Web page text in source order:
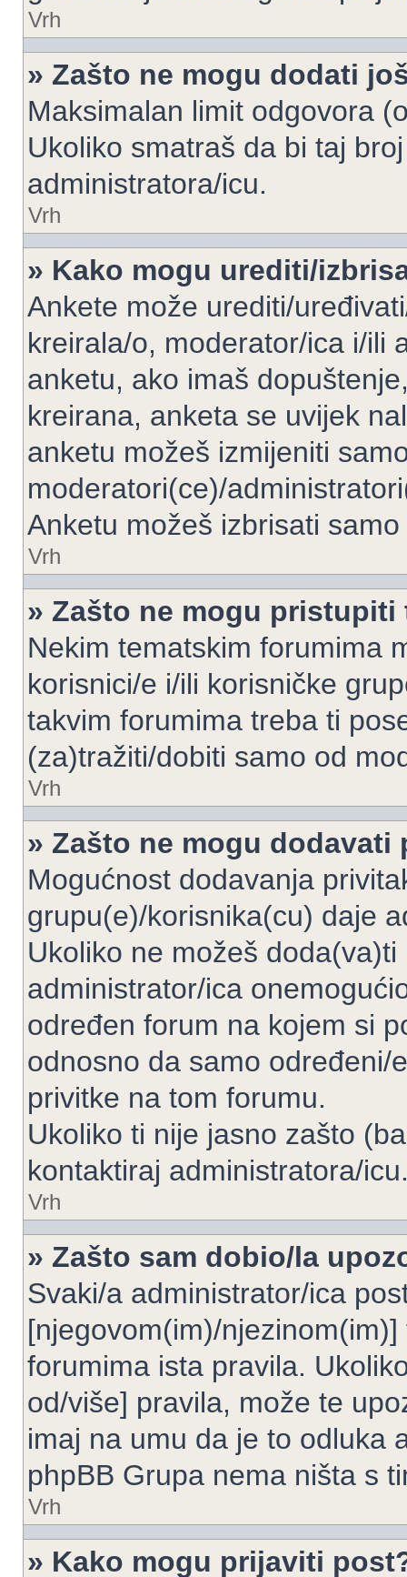
Vrh
» Zašto ne mogu dodati
Maksimalan limit odgovora
Ukoliko smatraš da bi taj
administratora/icu.
Vrh
» Kako mogu urediti/
Ankete može urediti/
kreirala/o, moderator/ica i/ili
anketu, ako imaš
kreirana, anketa se uvijek
anketu možeš izmijeniti
moderatori(ce)/
Anketu možeš izbrisati
Vrh
» Zašto ne mogu
Nekim tematskim forumima
korisnici/e i/ili korisničke
takvim forumima treba ti
(za)tražiti/dobiti samo od
Vrh
» Zašto ne mogu dodavati
Mogućnost dodavanja
grupu(e)/korisnika(cu) daje
Ukoliko ne možeš
administrator/ica
određen forum na kojem si
odnosno da samo određeni/
privitke na tom forumu.
Ukoliko ti nije jasno zašto
kontaktiraj administratora/
Vrh
» Zašto sam dobio/la
Svaki/a administrator/ica
[njegovom(im)/
forumima ista pravila.
od/više] pravila, može te
imaj na umu da je to odluka
phpBB Grupa nema ništa s
Vrh
» Kako mogu prijaviti